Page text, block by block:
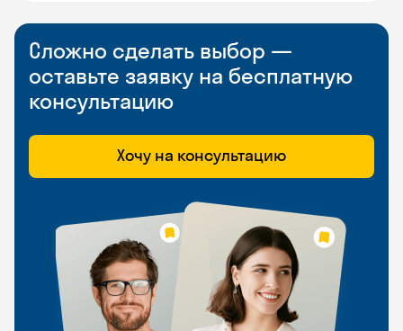
Сложно сделать выбор —
оставьте заявку на бесплатную
консультацию
Хочу на консультацию